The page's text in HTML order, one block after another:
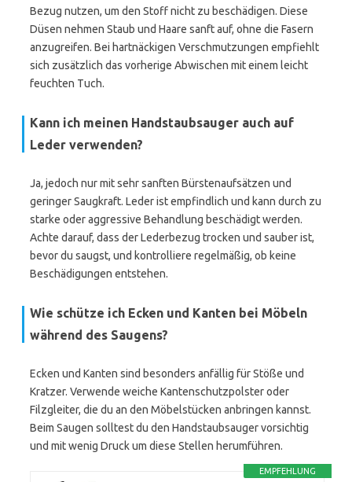
Bezug nutzen, um den Stoff nicht zu beschädigen. Diese
Düsen nehmen Staub und Haare sanft auf, ohne die Fasern
anzugreifen. Bei hartnäckigen Verschmutzungen empfiehlt
sich zusätzlich das vorherige Abwischen mit einem leicht
feuchten Tuch.
Kann ich meinen Handstaubsauger auch auf
Leder verwenden?
Ja, jedoch nur mit sehr sanften Bürstenaufsätzen und
geringer Saugkraft. Leder ist empfindlich und kann durch zu
starke oder aggressive Behandlung beschädigt werden.
Achte darauf, dass der Lederbezug trocken und sauber ist,
bevor du saugst, und kontrolliere regelmäßig, ob keine
Beschädigungen entstehen.
Wie schütze ich Ecken und Kanten bei Möbeln
während des Saugens?
Ecken und Kanten sind besonders anfällig für Stöße und
Kratzer. Verwende weiche Kantenschutzpolster oder
Filzgleiter, die du an den Möbelstücken anbringen kannst.
Beim Saugen solltest du den Handstaubsauger vorsichtig
und mit wenig Druck um diese Stellen herumführen.
EMPFEHLUNG